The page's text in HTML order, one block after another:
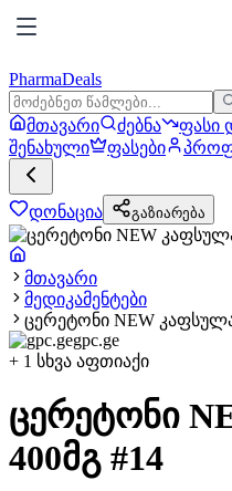
PharmaDeals
მთავარი ძებნა ფასი
შენახული
ფასები
დონაცია გაზიარება
მთავარი
მედიკამენტები
ცერეტონი NEW კაფსულა
gpc.ge
+ 1 სხვა აფთიაქი
ცერეტონი
400მგ #14